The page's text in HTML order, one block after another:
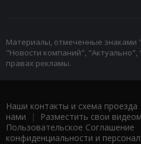
Материалы, отмеченные знаками
"Новости компаний",
правах рекламы.
Наши контакты и схема проезда
нами | Разместить свои
Пользовательское Соглашение
конфиденциальности и